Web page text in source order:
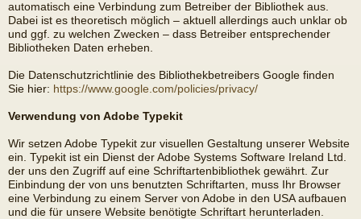
automatisch eine Verbindung zum Betreiber der Bibliothek aus.
Dabei ist es theoretisch möglich – aktuell allerdings auch unklar ob
und ggf. zu welchen Zwecken – dass Betreiber entsprechender
Bibliotheken Daten erheben.
Die Datenschutzrichtlinie des Bibliothekbetreibers Google finden
Sie hier: https://www.google.com/policies/privacy/
Verwendung von Adobe Typekit
Wir setzen Adobe Typekit zur visuellen Gestaltung unserer Website
ein. Typekit ist ein Dienst der Adobe Systems Software Ireland Ltd.
der uns den Zugriff auf eine Schriftartenbibliothek gewährt. Zur
Einbindung der von uns benutzten Schriftarten, muss Ihr Browser
eine Verbindung zu einem Server von Adobe in den USA aufbauen
und die für unsere Website benötigte Schriftart herunterladen.